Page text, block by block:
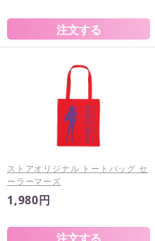
ストアオリジナル トートバッグ セ
ーラーマーズ
1,980円